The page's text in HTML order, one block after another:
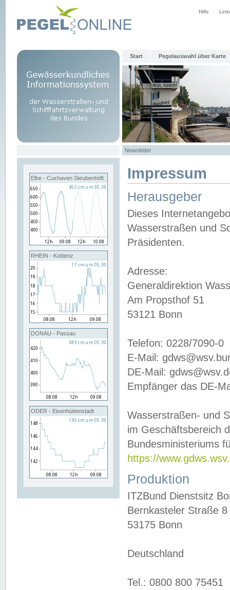
Hilfe
Start Pegelauswahl über Karte
Newsletter
Elbe - Cuxhaven Steubenhöft
RHEIN - Koblenz
DONAU - Passau
ODER - Eisenhüttenstadt
Impressum
Herausgeber
Dieses
Wasserstraßen und
Präsidenten.
Adresse:
Generaldirektion
Am Propsthof 51
53121 Bonn
Telefon: 0228/7090-0
E-Mail:
DE-Mail:
Empfänger das DE-
Wasserstraßen- und
im Geschäftsbereich
Bundesministeriums
https://
Produktion
ITZBund Dienstsitz
Bernkasteler Straße 8
53175 Bonn
Deutschland
Tel.: 0800 800 75451